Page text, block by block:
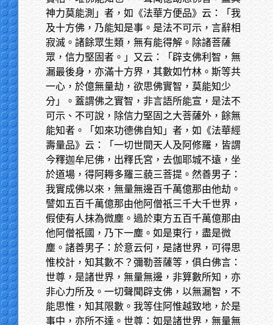
神力莫能測」者，如《法華方便品》云：「我
及十方佛，乃能知是事。是法不可示，言辭相
寂滅。諸餘眾生類，無有能得解。除諸菩薩
眾，信力堅固者。」又云：「辟支佛利智，無
漏最後身，亦滿十方界，其數如竹林。斯等共
一心，於億無量劫，欲思佛實智，莫能知少
分」。蓋謂佛之實智，非言語所能宣，是法不
可示、不可說，除信力堅固之大菩薩外，餘無
能知者。「如來功德佛自知」者，如《法華經
壽量品》云：「一切世間天人及阿修羅，皆謂
今釋迦牟尼佛，出釋氏宮，去伽耶城不遠，坐
於道場，得阿耨多羅三藐三菩提。然善男子：
我實成佛以來，無量無邊百千萬億那由他劫。
譬如五百千萬億那由他阿僧祇三千大千世界，
假使有人抹為微塵。過於東方五百千萬億那由
他阿僧祇國，乃下一塵。如是東行，盡是微
塵。諸善男子：於意云何，是諸世界，可得思
惟校計，知其數不？彌勒菩薩等，俱白佛言：
世尊，是諸世界，無量無邊，非算數所知，亦
非心力所及。一切聲聞辟支佛，以無漏智，不
能思惟，知其限數。我等住阿惟越致地，於是
事中，亦所不達。世尊：如是諸世界，無量無